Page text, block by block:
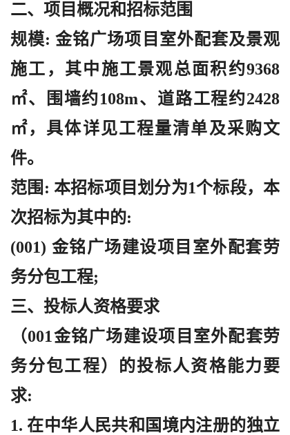
二、项目概况和招标范围
规模: 金铭广场项目室外配套及景观
施工，其中施工景观总面积约9368
㎡、围墙约108m、道路工程约2428
㎡，具体详见工程量清单及采购文
件。
范围 : 本招标项目划分为1个标段，本
次招标为其中的:
(001) 金铭广场建设项目室外配套劳
务分包工程;
三、投标人资格要求
（001金铭广场建设项目室外配套劳
务分包工程）的投标人资格能力要
求:
1. 在中华人民共和国境内注册的独立